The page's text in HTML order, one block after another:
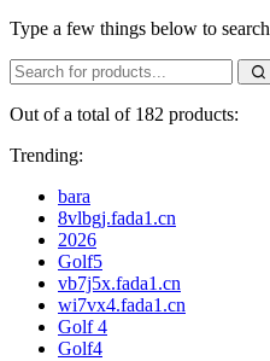
Type a few things below to search
Out of a total of 182 products:
Trending:
bara
8vlbgj.fada1.cn
2026
Golf5
vb7j5x.fada1.cn
wi7vx4.fada1.cn
Golf 4
Golf4